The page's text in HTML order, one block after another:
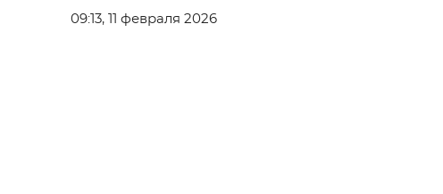
09:13, 11 февраля 2026